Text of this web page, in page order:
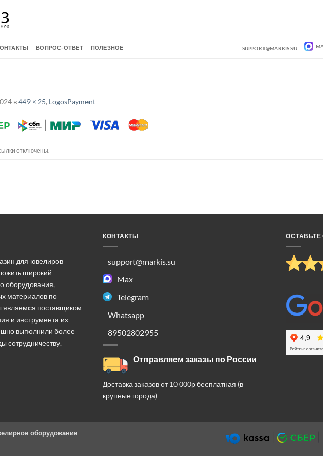
ВОПРОС-ОТВЕТ ПОЛЕЗНОЕ SUPPORT@MARKIS.SU
в449 × 25, LogosPayment
отключены.
для ювелиров
широкий
оборудования,
материалов по
поставщиком
и инструмента из
выполнили более
сотрудничеству.
КОНТАКТЫ
support@markis.su
Max
Telegram
Whatsapp
89502802955
Отправляем заказы по России
Доставка заказов от 10 000р бесплатная (в
крупные города)
ОСТАВЬТЕ
оборудование